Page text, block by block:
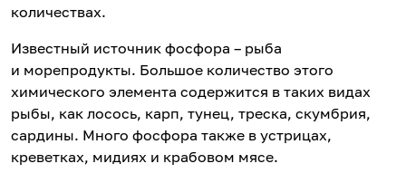
количествах.
Известный источник фосфора – рыба
и морепродукты. Большое количество этого
химического элемента содержится в таких видах
рыбы, как лосось, карп, тунец, треска, скумбрия,
сардины. Много фосфора также в устрицах,
креветках, мидиях и крабовом мясе.